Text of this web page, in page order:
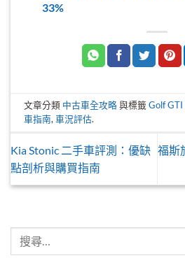
33%
文章分類 中古車全攻略與標籤Golf GTI
車指南,車況評估.
Kia Stonic 二手車評測：優缺
點剖析與購買指南
福斯